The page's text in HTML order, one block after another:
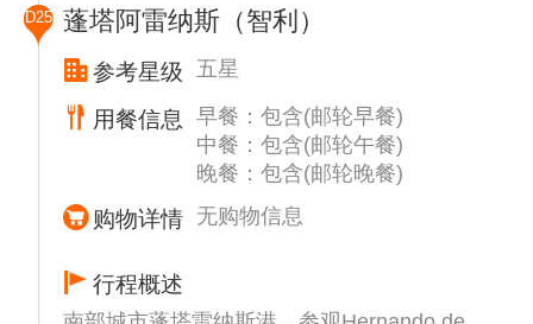
D25 蓬塔阿雷纳斯（智利）
参考星级 五星
用餐信息
早餐：包含(邮轮早餐)
中餐：包含(邮轮午餐)
晚餐：包含(邮轮晚餐)
购物详情 无购物信息
行程概述